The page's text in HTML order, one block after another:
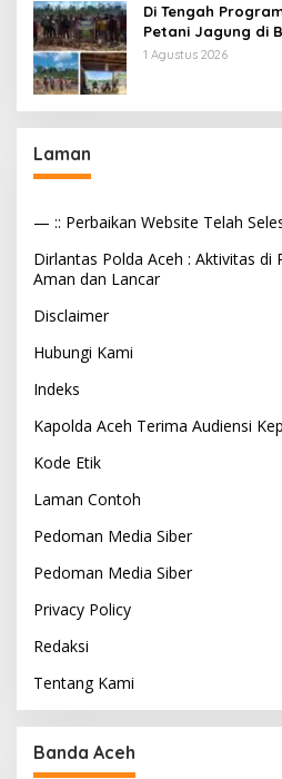
Di Tengah
Petani Jagung di
Tekanan Aparat
1 Agustus 2026
Laman
— :: Perbaikan Website Telah
Dirlantas Polda Aceh : Aktivitas di
Aman dan Lancar
Disclaimer
Hubungi Kami
Indeks
Kapolda Aceh Terima Audiensi
Kode Etik
Laman Contoh
Pedoman Media Siber
Pedoman Media Siber
Privacy Policy
Redaksi
Tentang Kami
Banda Aceh